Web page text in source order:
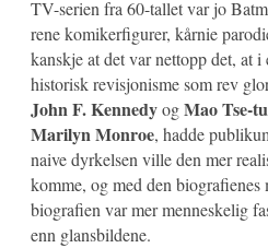
TV-serien fra 60-tallet var jo
rene komikerfigurer, kårnie
kanskje at det var nettopp det, at
historisk revisjonisme som rev
John F. KennedyogMao Tse-
Marilyn Monroe, hadde
naive dyrkelsen ville den mer
komme, og med den biografienes
biografien var mer menneskelig
enn glansbildene.